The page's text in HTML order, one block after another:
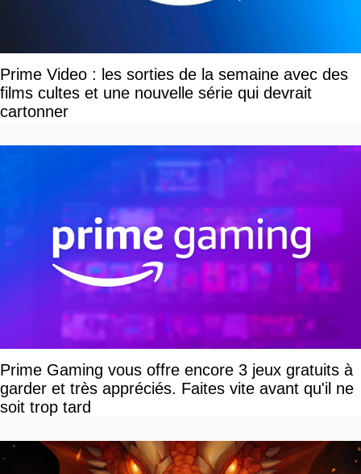
Prime Video : les sorties de la semaine avec des
films cultes et une nouvelle série qui devrait
cartonner
Prime Gaming vous offre encore 3 jeux gratuits à
garder et très appréciés. Faites vite avant qu'il ne
soit trop tard